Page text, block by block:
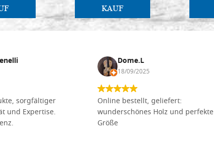
KAUF
sorgfältiger
und Expertise.
Dome.L
18/09/2025
Online bestellt, geliefert:
wunderschönes Holz und perfekte
Größe